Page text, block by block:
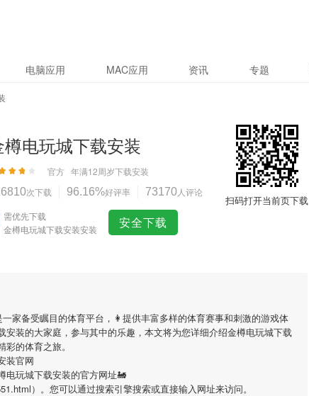
电脑应用 MAC应用 资讯 专题
樽电玩城下载安装
官方 年满12周岁下载安装
次下载 96.16%好评率 73170人评论
需优先下载
金樽电玩城下载安装安装
安全下载
扫码打开当前页下载
一家备受瞩目的体育平台，👩提供丰富多样的体育赛事和刺激的游戏体
安装的大家庭，参与其中的乐趣，本文将为您详细介绍金樽电玩城下载
的体育之旅。
装官网
电玩城下载安装的官方网址🚂
）。您可以通过搜索引擎搜索或直接输入网址来访问。